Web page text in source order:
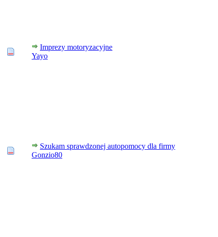
Imprezy motoryzacyjne
Yayo
Szukam sprawdzonej autopomocy dla firmy
Gonzio80